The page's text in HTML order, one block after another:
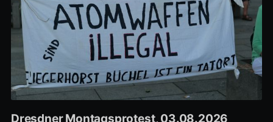
Dresdner Montagsprotest, 03.08.2026